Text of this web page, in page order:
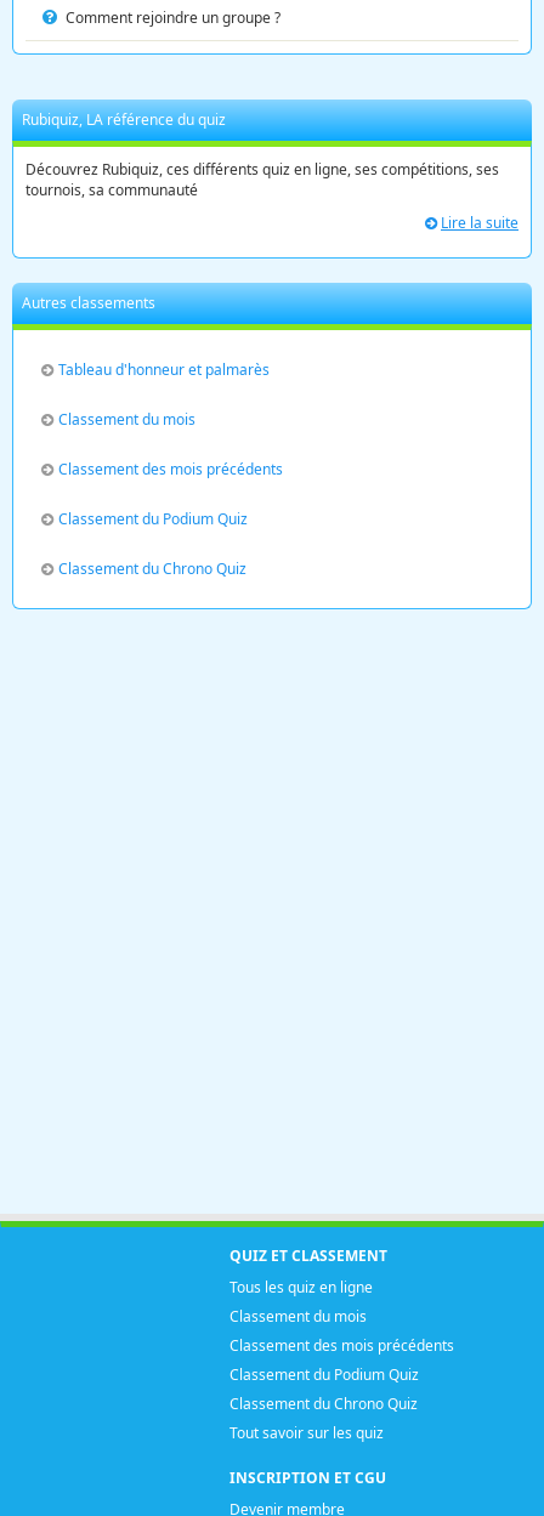
Comment rejoindre un groupe ?
Rubiquiz, LA référence du quiz
Découvrez Rubiquiz, ces différents quiz en ligne, ses compétitions, ses
tournois, sa communauté
Lire la suite
Autres classements
Tableau d'honneur et palmarès
Classement du mois
Classement des mois précédents
Classement du Podium Quiz
Classement du Chrono Quiz
QUIZ ET CLASSEMENT
Tous les quiz en ligne
Classement du mois
Classement des mois précédents
Classement du Podium Quiz
Classement du Chrono Quiz
Tout savoir sur les quiz
INSCRIPTION ET CGU
Devenir membre